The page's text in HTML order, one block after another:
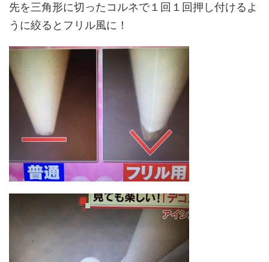
先を三角形に切ったコルネで１回１回押し付けるよ
うに絞るとフリル風に！